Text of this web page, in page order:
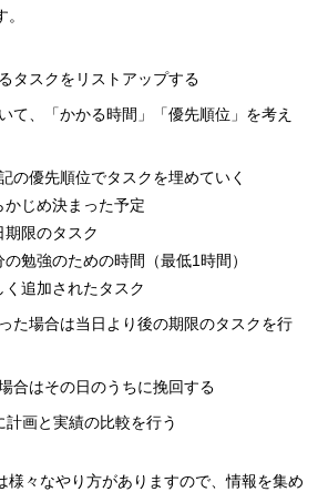
タスクをリストアップする
て、「かかる時間」「優先順位」を考え
の優先順位でタスクを埋めていく
じめ決まった予定
限のタスク
勉強のための時間（最低1時間）
追加されたタスク
た場合は当日より後の期限のタスクを行
合はその日のうちに挽回する
計画と実績の比較を行う
様々なやり方がありますので、情報を集め